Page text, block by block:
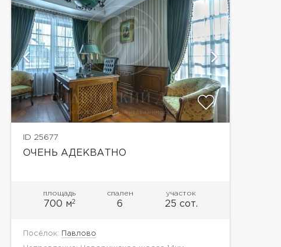
ID 25677
ОЧЕНЬ АДЕКВАТНО
площадь
700 м2
спален
6
участок
25 сот.
Посёлок: Павлово